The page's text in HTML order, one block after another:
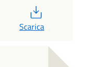
Scarica